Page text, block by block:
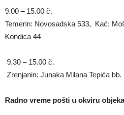
9.00 – 15.00 č.
Temerin: Novosadska 533, Kać:
Kondica 44
9.30 – 15.00 č.
Zrenjanin: Junaka Milana Tepića
Radno vreme pošti u okviru